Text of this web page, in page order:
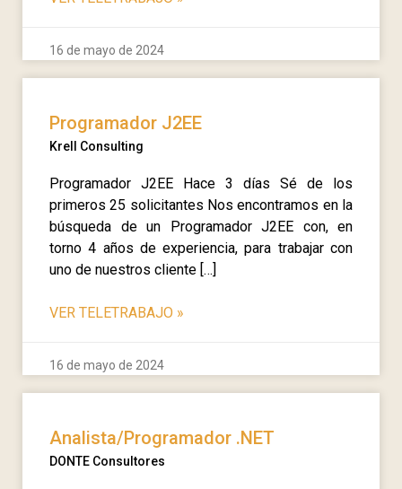
16 de mayo de 2024
Programador J2EE
Krell Consulting
Programador J2EE Hace 3 días Sé de los
primeros 25 solicitantes Nos encontramos en la
búsqueda de un Programador J2EE con, en
torno 4 años de experiencia, para trabajar con
uno de nuestros cliente […]
VER TELETRABAJO »
16 de mayo de 2024
Analista/Programador .NET
DONTE Consultores